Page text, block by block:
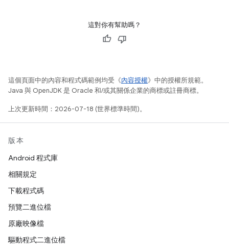
這對你有幫助嗎？
這個頁面中的內容和程式碼範例均受《內容授權》中的授權所規範。
Java 與 OpenJDK 是 Oracle 和/或其關係企業的商標或註冊商標。
上次更新時間：2026-07-18 (世界標準時間)。
版本
Android 程式庫
相關規定
下載程式碼
預覽二進位檔
原廠映像檔
驅動程式二進位檔